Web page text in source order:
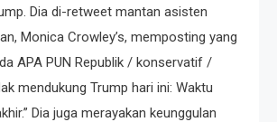
Dia di-retweet mantan asisten
Monica Crowley’s, memposting yang
APA PUN Republik / konservatif /
mendukung Trump hari ini: Waktu
Dia juga merayakan keunggulan